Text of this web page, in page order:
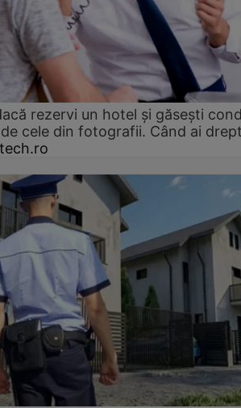
rezervi un hotel și găsești
cele din fotografii. Când ai